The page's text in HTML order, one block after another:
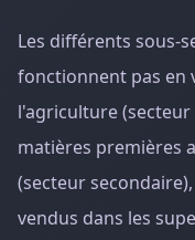
Les différents sous-
fonctionnent pas en
l'agriculture
matières premières
(secteur
vendus dans les